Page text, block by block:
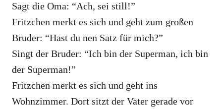
Sagt die Oma: “Ach, sei still!”
Fritzchen merkt es sich und geht zum großen
Bruder: “Hast du nen Satz für mich?”
Singt der Bruder: “Ich bin der Superman, ich bin
der Superman!”
Fritzchen merkt es sich und geht ins
Wohnzimmer. Dort sitzt der Vater gerade vor